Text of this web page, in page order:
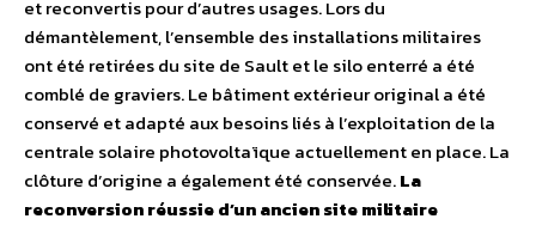
et reconvertis pour d’autres usages. Lors du
démantèlement, l’ensemble des installations militaires
ont été retirées du site de Sault et le silo enterré a été
comblé de graviers. Le bâtiment extérieur original a été
conservé et adapté aux besoins liés à l’exploitation de la
centrale solaire photovoltaïque actuellement en place. La
clôture d’origine a également été conservée.La
reconversion réussie d’un ancien site militaire